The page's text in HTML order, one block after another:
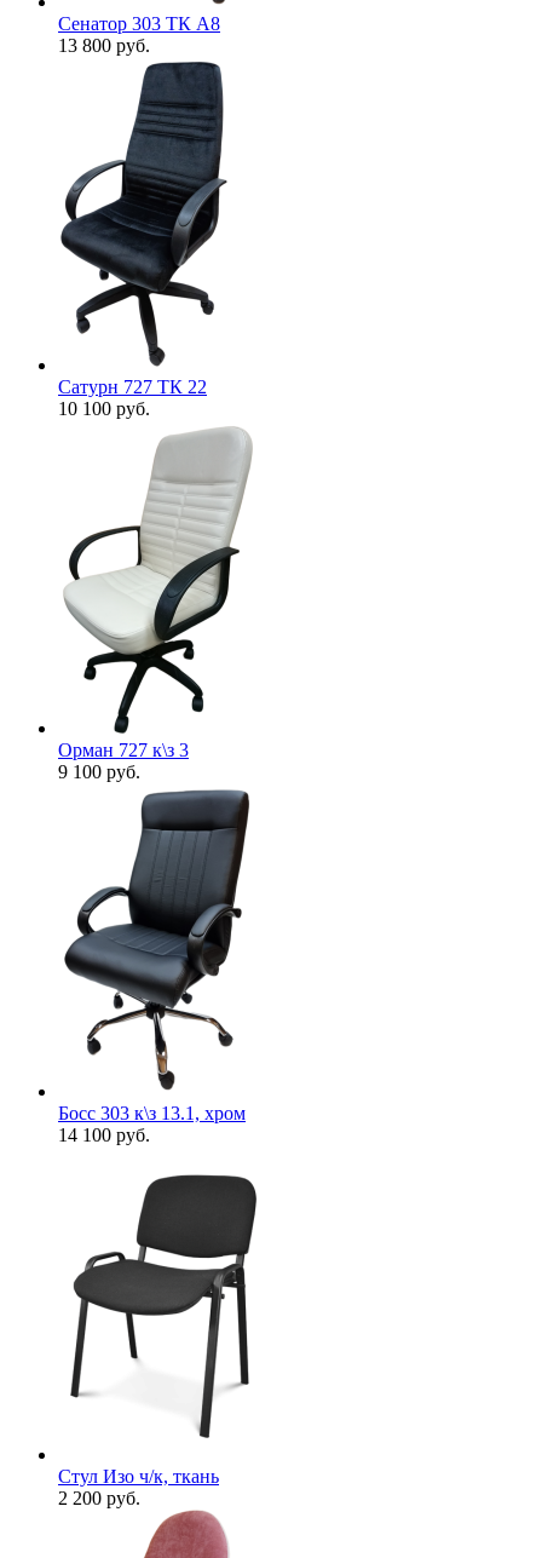
Сенатор 303 ТК А8
13 800 руб.
Сатурн 727 ТК 22
10 100 руб.
Орман 727 к\з 3
9 100 руб.
Босс 303 к\з 13.1, хром
14 100 руб.
Стул Изо ч/к, ткань
2 200 руб.